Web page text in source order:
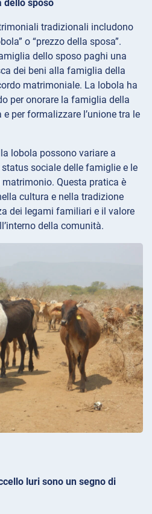
dello sposo
tradizionali includono
o “prezzo della sposa”.
dello sposo paghi una
dei beni alla famiglia della
matrimoniale. La lobola ha
per onorare la famiglia della
per formalizzare l’unione tra le
lobola possono variare a
sociale delle famiglie e le
Questa pratica è
cultura e nella tradizione
dei legami familiari e il valore
della comunità.
luri sono un segno di